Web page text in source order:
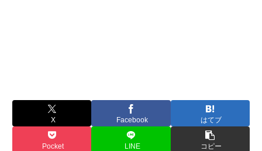
X Facebook はてブ
Pocket LINE コピー